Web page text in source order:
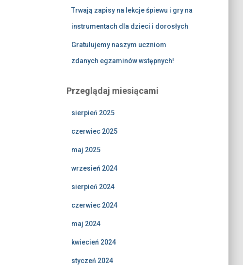
Trwają zapisy na lekcje śpiewu i gry na
instrumentach dla dzieci i dorosłych
Gratulujemy naszym uczniom
zdanych egzaminów wstępnych!
Przeglądaj miesiącami
sierpień 2025
czerwiec 2025
maj 2025
wrzesień 2024
sierpień 2024
czerwiec 2024
maj 2024
kwiecień 2024
styczeń 2024